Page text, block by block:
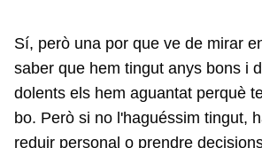
Sí, però una por que ve de mirar
saber que hem tingut anys bons i
dolents els hem aguantat perquè
bo. Però si no l'haguéssim tingut,
reduir personal o prendre